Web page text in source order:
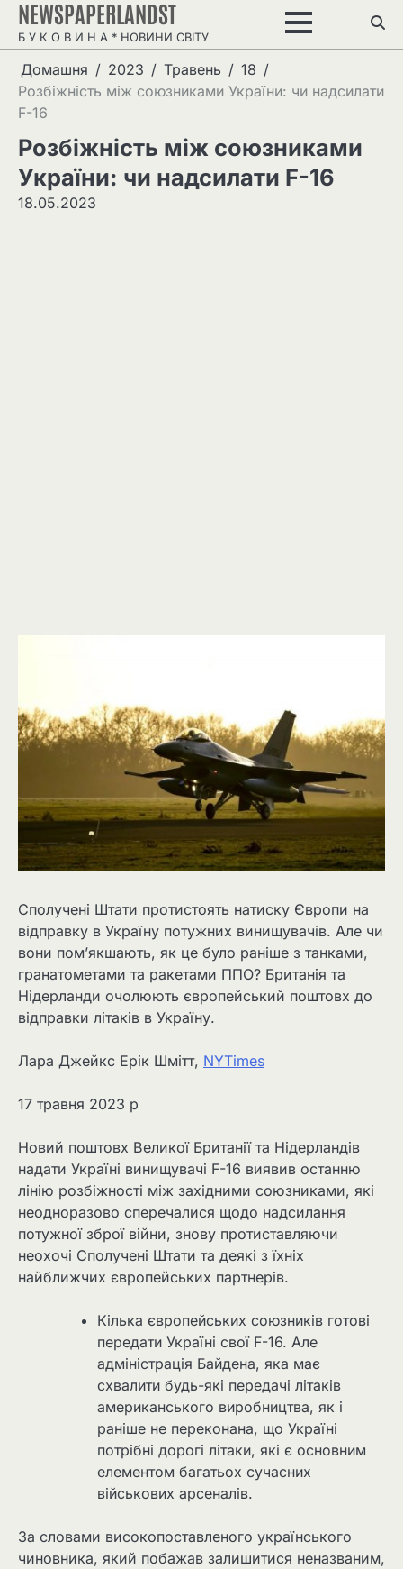
Перейти
вмісту
NEWSPAPERLANDST
Б У К О В И Н А * НОВИНИ СВІТУ
Домашня 2023 Травень
18
Розбіжність між союзниками України: чи надсилати
F-16
Розбіжність між союзниками
України: чи надсилати F-16
18.05.2023
Сполучені Штати протистоять натиску Європи на
відправку в Україну потужних винищувачів. Але чи
вони пом’якшають, як це було раніше з танками,
гранатометами та ракетами ППО? Британія та
Нідерланди очолюють європейський поштовх до
відправки літаків в Україну.
Лара Джейкс Ерік Шмітт, NYTimes
17 травня 2023 р
Новий поштовх Великої Британії та Нідерландів
надати Україні винищувачі F-16 виявив останню
лінію розбіжності між західними союзниками, які
неодноразово сперечалися щодо надсилання
потужної зброї війни, знову протиставляючи
неохочі Сполучені Штати та деякі з їхніх
найближчих європейських партнерів.
Кілька європейських союзників готові
передати Україні свої F-16. Але
адміністрація Байдена, яка має
схвалити будь-які передачі літаків
американського виробництва, як і
раніше не переконана, що Україні
потрібні дорогі літаки, які є основним
елементом багатьох сучасних
військових арсеналів.
За словами високопоставленого українського
чиновника, який побажав залишитися неназваним,